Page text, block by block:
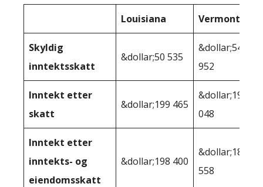
Louisiana Vermont
Skyldig
inntektsskatt
&dollar;50 535
&dollar;54
952
Inntekt etter
skatt
&dollar;199 465
&dollar;195
048
Inntekt etter
inntekts- og
eiendomsskatt
&dollar;198 400
&dollar;189
558